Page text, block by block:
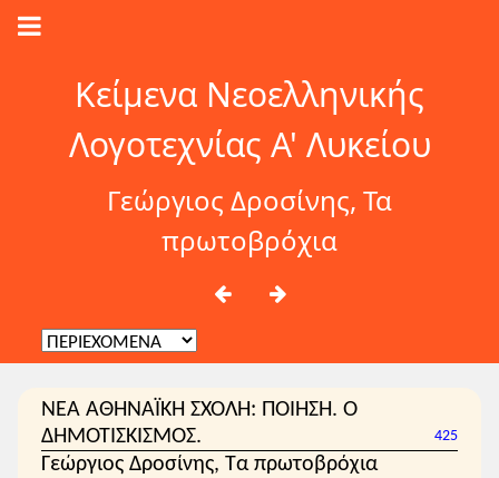
Κείμενα Νεοελληνικής
Λογοτεχνίας Α' Λυκείου
Γεώργιος Δροσίνης, Τα
πρωτοβρόχια
ΝΕΑ ΑΘΗΝΑΪΚΗ ΣΧΟΛΗ: ΠΟΙΗΣΗ. Ο
ΔΗΜΟΤΙΣΚΙΣΜΟΣ.
425
Γεώργιος Δροσίνης, Τα πρωτοβρόχια